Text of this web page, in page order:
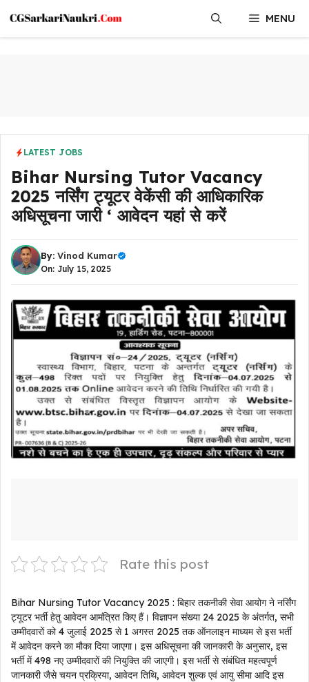
content
MENU
LATEST JOBS
Bihar Nursing Tutor Vacancy
2025 नर्सिंग ट्यूटर वेकेंसी की आधिकारिक
अधिसूचना जारी ‘ आवेदन यहां से करें
By: Vinod Kumar
On: July 15, 2025
Rate this post
Bihar Nursing Tutor Vacancy 2025 : बिहार तकनीकी सेवा आयोग ने नर्सिंग
ट्यूटर भर्ती हेतु आवेदन आमंत्रित किए हैं। विज्ञापन संख्या 24 2025 के अंतर्गत, सभी
उम्मीदवारों को 4 जुलाई 2025 से 1 अगस्त 2025 तक ऑनलाइन माध्यम से इस भर्ती
में आवेदन करने का मौका दिया जाएगा। इस अधिसूचना की जानकारी के अनुसार, इस
भर्ती में 498 नए उम्मीदवारों की नियुक्ति की जाएगी। इस भर्ती से संबंधित महत्वपूर्ण
जानकारी जैसे चयन प्रक्रिया, आवेदन तिथि, आवेदन शुल्क एवं आयु सीमा आदि इस